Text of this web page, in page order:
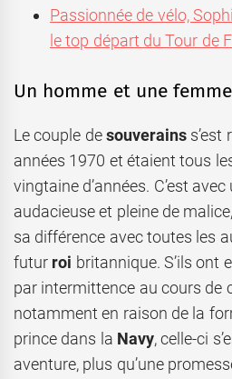
Passionnée de vélo,
le top départ du Tour de
Un homme et une femme
Le couple desouverainss’est
années 1970 et étaient tous
vingtaine d’années. C’est
audacieuse et pleine de
sa différence avec toutes les
futur roi britannique. S’ils ont
par intermittence au cours de
notamment en raison de la
prince dans la Navy, celle-ci
aventure, plus qu’une